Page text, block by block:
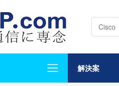
解決案